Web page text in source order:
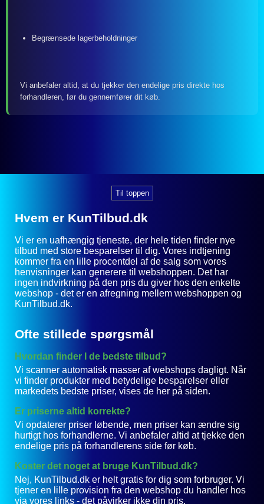
Begrænsede lagerbeholdninger
Vi anbefaler altid, at du tjekker den endelige pris direkte hos
forhandleren, før du gennemfører dit køb.
Til toppen
Hvem er KunTilbud.dk
Vi er en uafhængig tjeneste, der hele tiden finder nye
tilbud med store besparelser til dig. Vores indtjening
kommer fra en lille procentdel af de salg som vores
henvisninger kan generere til webshoppen. Det har
ingen indvirkning på den pris du giver hos den enkelte
webshop - det er en afregning mellem webshoppen og
KunTilbud.dk.
Ofte stillede spørgsmål
Hvordan finder I de bedste tilbud?
Vi scanner automatisk masser af webshops dagligt. Når
vi finder produkter med betydelige besparelser eller
markedets bedste priser, vises de her på siden.
Er priserne altid korrekte?
Vi opdaterer priser løbende, men priser kan ændre sig
hurtigt hos forhandlerne. Vi anbefaler altid at tjekke den
endelige pris på forhandlerens side før køb.
Koster det noget at bruge KunTilbud.dk?
Nej, KunTilbud.dk er helt gratis for dig som forbruger. Vi
tjener en lille provision fra den webshop du handler hos
via vores links - det påvirker ikke din pris.